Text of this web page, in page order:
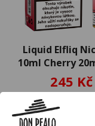
Liquid Elfliq
10ml Cherry
245 Kč
Cena za:
Skladem: